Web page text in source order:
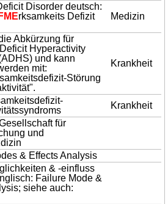
Disorder deutsch:
FMErksamkeits Defizit
Medizin
Abkürzung für
Hyperactivity
und kann
mit:
Störung
Krankheit
Krankheit
für
und
dizin
& Effects Analysis
& -einfluss
Failure Mode &
siehe auch: